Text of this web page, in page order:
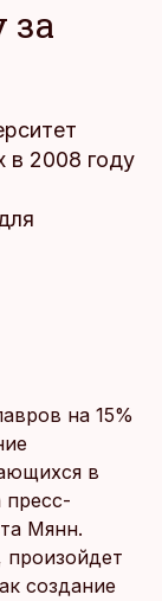
за
в 2008 году
на 15%
в
пресс-
Мянн.
создание